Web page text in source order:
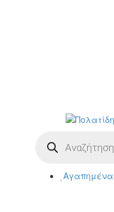
search
Αγαπημένα